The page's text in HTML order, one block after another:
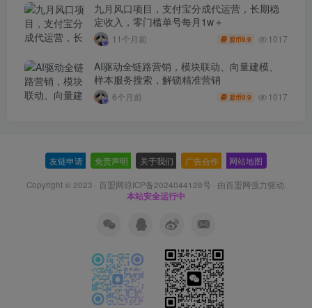
九月风口项目，支付宝分成代运营，长期稳
定收入，零门槛单号每月1w＋
11个月前 盟币9.9 1017
AI驱动全链路营销，模块联动、向量建模、
样本服务搜索，解锁精准营销
6个月前 盟币9.9 1017
友链申请 免责声明 关于我们 广告合作 网站地图
Copyright © 2023 · 百盟网琼ICP备2024044128号 · 由百盟网强力驱动.
本站安全运行中